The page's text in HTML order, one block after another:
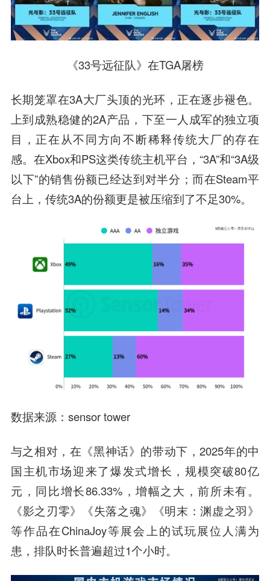
《33号远征队》在TGA屠榜
长期笼罩在3A大厂头顶的光环，正在逐步褪色。
上到成熟稳健的2A产品，下至一人成军的独立项
目，正在从不同方向不断稀释传统大厂的存在
感。在Xbox和PS这类传统主机平台，“3A”和“3A级
以下”的销售份额已经达到对半分；而在Steam平
台上，传统3A的份额更是被压缩到了不足30%。
数据来源：sensor tower
与之相对，在《黑神话》的带动下，2025年的中
国主机市场迎来了爆发式增长，规模突破80亿
元，同比增长86.33%，增幅之大，前所未有。
《影之刃零》《失落之魂》《明末：渊虚之羽》
等作品在ChinaJoy等展会上的试玩展位人满为
患，排队时长普遍超过1个小时。